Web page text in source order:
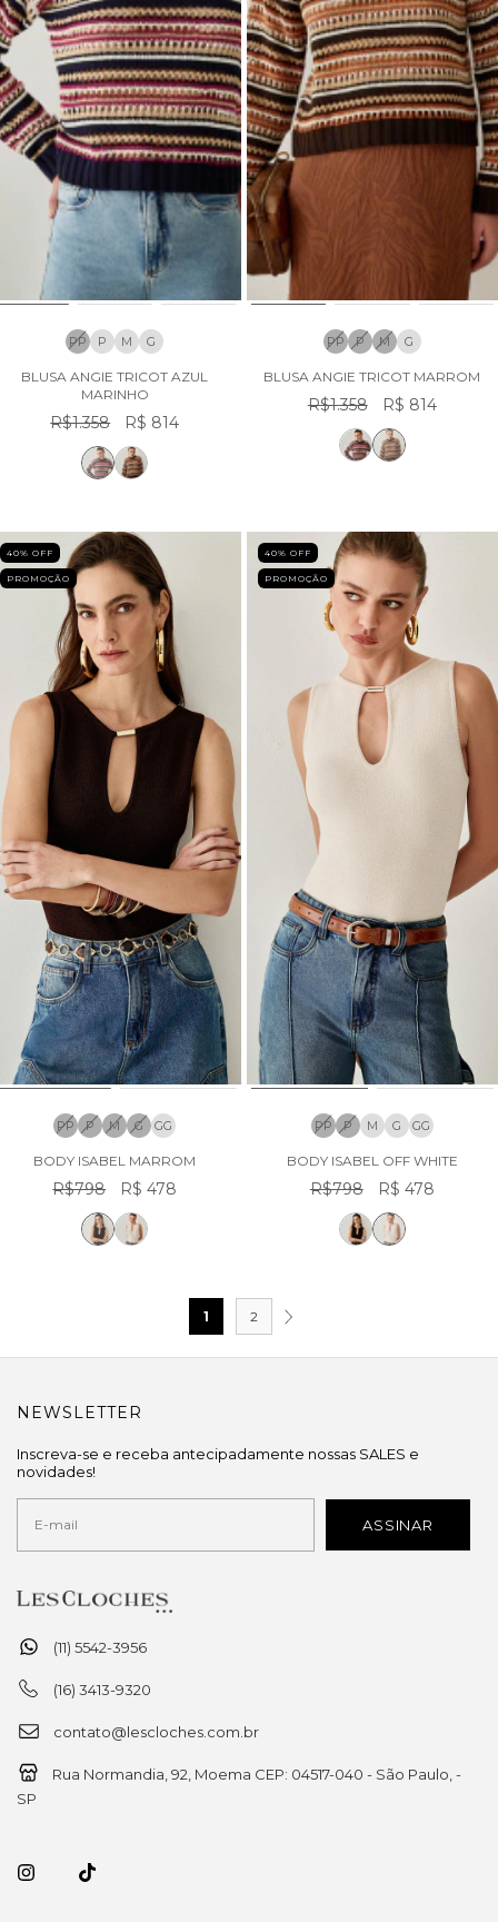
PP P M G
BLUSA ANGIE TRICOT AZUL
MARINHO
R$1.358 R$ 814
PP P M G
BLUSA ANGIE TRICOT MARROM
R$1.358 R$ 814
40% OFF
PROMOÇÃO
PP P M G GG
BODY ISABEL MARROM
R$798 R$ 478
40% OFF
PROMOÇÃO
PP P M G GG
BODY ISABEL OFF WHITE
R$798 R$ 478
1 2
(11) 5542-3956
(16) 3413-9320
contato@lescloches.com.br
Rua Normandia, 92, Moema CEP: 04517-040 - São Paulo, -
SP
NEWSLETTER
Inscreva-se e receba antecipadamente nossas SALES e
novidades!